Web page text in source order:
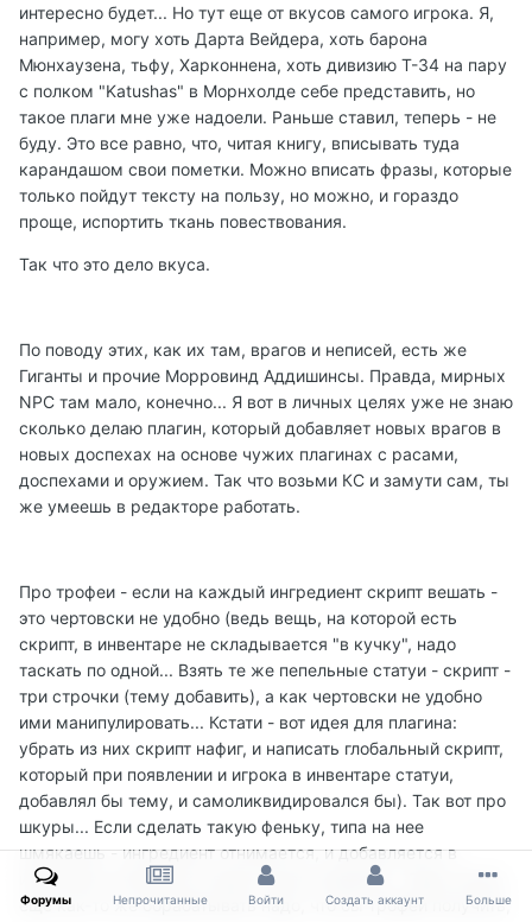
интересно будет... Но тут еще от вкусов самого игрока. Я,
например, могу хоть Дарта Вейдера, хоть барона
Мюнхаузена, тьфу, Харконнена, хоть дивизию Т-34 на пару
с полком "Katushas" в Морнхолде себе представить, но
такое плаги мне уже надоели. Раньше ставил, теперь - не
буду. Это все равно, что, читая книгу, вписывать туда
карандашом свои пометки. Можно вписать фразы, которые
только пойдут тексту на пользу, но можно, и гораздо
проще, испортить ткань повествования.
Так что это дело вкуса.
По поводу этих, как их там, врагов и неписей, есть же
Гиганты и прочие Морровинд Аддишинсы. Правда, мирных
NPC там мало, конечно... Я вот в личных целях уже не знаю
сколько делаю плагин, который добавляет новых врагов в
новых доспехах на основе чужих плагинах с расами,
доспехами и оружием. Так что возьми КС и замути сам, ты
же умеешь в редакторе работать.
Про трофеи - если на каждый ингредиент скрипт вешать -
это чертовски не удобно (ведь вещь, на которой есть
скрипт, в инвентаре не складывается "в кучку", надо
таскать по одной... Взять те же пепельные статуи - скрипт -
три строчки (тему добавить), а как чертовски не удобно
ими манипулировать... Кстати - вот идея для плагина:
убрать из них скрипт нафиг, и написать глобальный скрипт,
который при появлении и игрока в инвентаре статуи,
добавлял бы тему, и самоликвидировался бы). Так вот про
шкуры... Если сделать такую феньку, типа на нее
шмякаешь - ингредиент отнимается, и добавляется в
инвентарь половичек в виде шкуры медведя... Ведь шкуру
еще как-то же обрабатывать надо, что бы трофей получить,
Форумы Непрочитанные Войти Создать аккаунт Больше